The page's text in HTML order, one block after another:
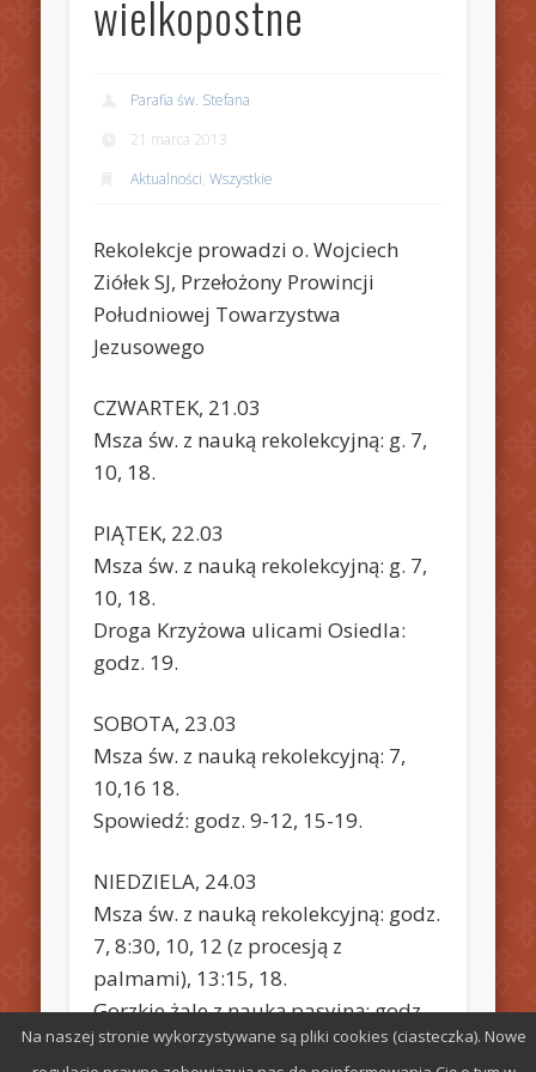
wielkopostne
Parafia św. Stefana
21 marca 2013
Aktualności,Wszystkie
Rekolekcje prowadzi o. Wojciech
Ziółek SJ, Przełożony Prowincji
Południowej Towarzystwa
Jezusowego
CZWARTEK, 21.03
Msza św. z nauką rekolekcyjną: g. 7,
10, 18.
PIĄTEK, 22.03
Msza św. z nauką rekolekcyjną: g. 7,
10, 18.
Droga Krzyżowa ulicami Osiedla:
godz. 19.
SOBOTA, 23.03
Msza św. z nauką rekolekcyjną: 7,
10,16 18.
Spowiedź: godz. 9-12, 15-19.
NIEDZIELA, 24.03
Msza św. z nauką rekolekcyjną: godz.
7, 8:30, 10, 12 (z procesją z
palmami), 13:15, 18.
Gorzkie żale z nauką pasyjną: godz.
17.
Na naszej stronie wykorzystywane są pliki cookies (ciasteczka). Nowe